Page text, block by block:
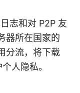
志和对 P2P 友
器所在国家的
分流，将下载
人隐私。